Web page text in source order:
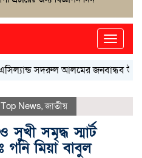
Toggle
সদরুল আলমের জনবান্ধব উদ্যোগে
Top News,জাতীয়
সুখী সমৃদ্ধ স্মার্ট
গনি মিয়া বাবুল